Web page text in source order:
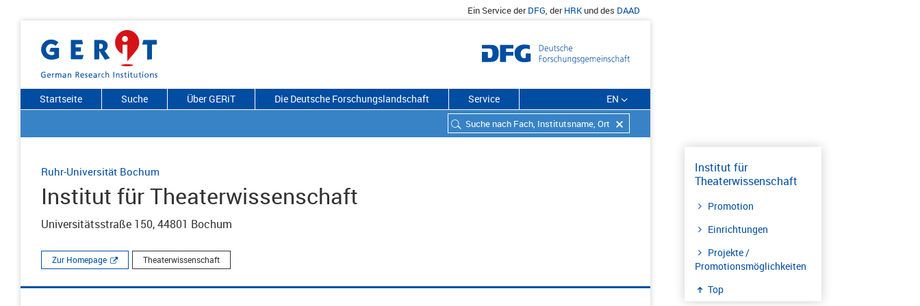
Ein Service derDFG, derHRKund des DAAD
Startseite Suche Über GERiT Die Deutsche Forschungslandschaft Service EN
Institut für
Theaterwissenschaft
Promotion
Einrichtungen
Projekte /
Promotionsmöglichkeiten
Top
Ruhr-Universität Bochum
Institut für Theaterwissenschaft
Universitätsstraße 150, 44801 Bochum
Zur Homepage Theaterwissenschaft